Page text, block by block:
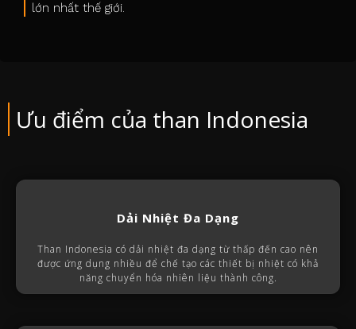
lớn nhất thế giới.
Ưu điểm của than Indonesia
Dải Nhiệt Đa Dạng
Than Indonesia có dải nhiệt đa dạng từ thấp đến cao nên
được ứng dụng nhiều để chế tạo các thiết bị nhiệt có khả
năng chuyển hóa nhiên liệu thành công.